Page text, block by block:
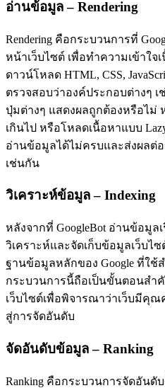
อ่านข้อมูล – Rendering
Rendering คือกระบวนการที่
หน้าเว็บไซต์ เพื่อทำความเข้าใจ
ดาวน์โหลด HTML, CSS,
ตรวจสอบว่าองค์ประกอบต่างๆ
ปุ่มต่างๆ แสดงผลถูกต้องหรือไม่
เกินไป หรือโหลดเนื้อหาแบบ
อ่านข้อมูลได้ไม่ครบและส่งผลต่
เช่นกัน
วิเคราะห์ข้อมูล – Indexing
หลังจากที่ GoogleBot อ่านข้อมูล
วิเคราะห์และจัดเก็บข้อมูลเว็บไซ
ฐานข้อมูลหลักของ Google ที่ใช้
กระบวนการนี้ถือเป็นขั้นตอนส
เว็บไซต์เพื่อพิจารณาว่าเว็บมีคุณ
สู่การจัดอันดับ
จัดอันดับข้อมูล – Ranking
Ranking คือกระบวนการจัดอัน